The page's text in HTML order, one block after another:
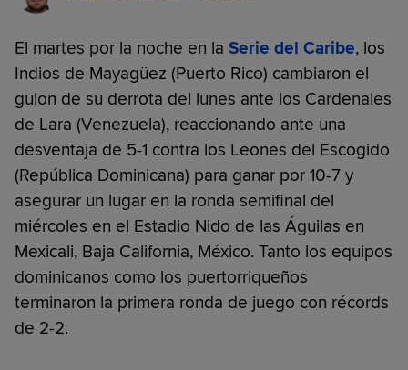
El martes por la noche en la Serie del Caribe, los
Indios de Mayagüez (Puerto Rico) cambiaron el
guion de su derrota del lunes ante los Cardenales
de Lara (Venezuela), reaccionando ante una
desventaja de 5-1 contra los Leones del Escogido
(República Dominicana) para ganar por 10-7 y
asegurar un lugar en la ronda semifinal del
miércoles en el Estadio Nido de las Águilas en
Mexicali, Baja California, México. Tanto los equipos
dominicanos como los puertorriqueños
terminaron la primera ronda de juego con récords
de 2-2.